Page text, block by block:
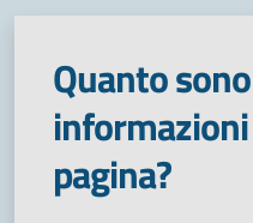
Quanto
pagina?